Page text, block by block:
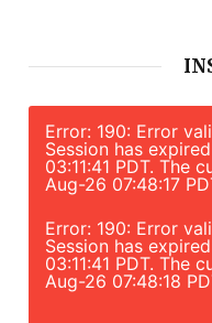
Error: 190: Error
Session has
03:11:41 PDT. The
Aug-26 07:48:17
Error: 190: Error
Session has
03:11:41 PDT. The
Aug-26 07:48:18